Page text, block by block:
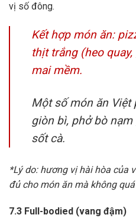
vị số đông.
Kết hợp món ăn:
thịt trắng (heo
mai mềm.
Một số món ăn Việt
giòn bì, phở bò
sốt cà.
*Lý do: hương vị hài hòa của
đủ cho món ăn mà không
7.3 Full-bodied (vang đậm)